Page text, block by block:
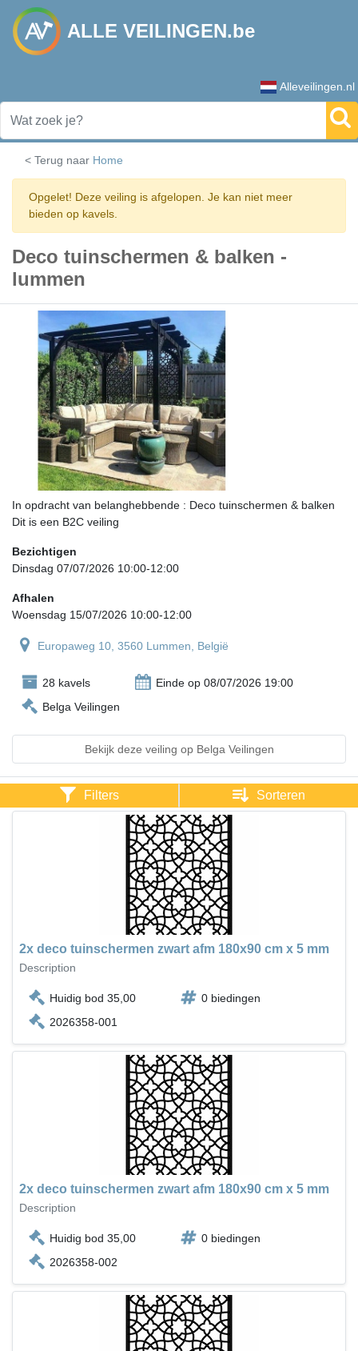
ALLE VEILINGEN.be
Alleveilingen.nl
< Terug naar Home
Opgelet! Deze veiling is afgelopen. Je kan niet meer
bieden op kavels.
Deco tuinschermen & balken -
lummen
In opdracht van belanghebbende : Deco tuinschermen & balken
Dit is een B2C veiling
Bezichtigen
Dinsdag 07/07/2026 10:00-12:00
Afhalen
Woensdag 15/07/2026 10:00-12:00
Europaweg 10, 3560 Lummen, België
28 kavels
Einde op 08/07/2026 19:00
Belga Veilingen
Bekijk deze veiling op Belga Veilingen
Filters Sorteren
2x deco tuinschermen zwart afm 180x90 cm x 5 mm
Description
Huidig bod 35,00
0 biedingen
2026358-001
2x deco tuinschermen zwart afm 180x90 cm x 5 mm
Description
Huidig bod 35,00
0 biedingen
2026358-002